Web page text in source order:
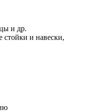
и др.
и навески,